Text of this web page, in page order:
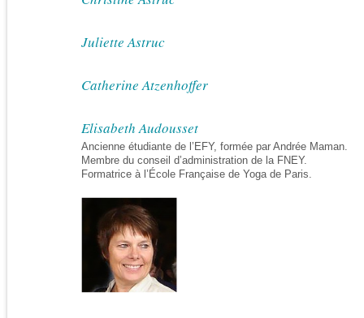
Juliette Astruc
Catherine Atzenhoffer
Elisabeth Audousset
Ancienne étudiante de l’EFY, formée par Andrée Maman.
Membre du conseil d’administration de la FNEY.
Formatrice à l’École Française de Yoga de Paris.